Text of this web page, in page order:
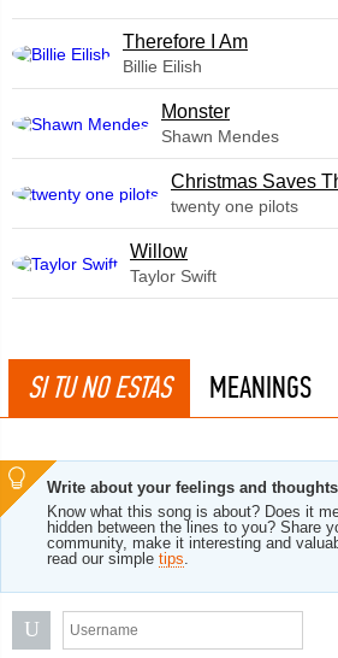
Therefore I Am
Billie Eilish
Monster
Shawn Mendes
Christmas Saves
twenty one pilots
Willow
Taylor Swift
SI TU NO ESTAS MEANINGS
Write about your feelings and
Know what this song is about? Does it
hidden between the lines to you? Share
community, make it interesting and
read our simple tips.
U